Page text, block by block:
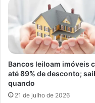
Bancos leiloam imóveis
até 89% de desconto;
quando
21 de julho de 2026